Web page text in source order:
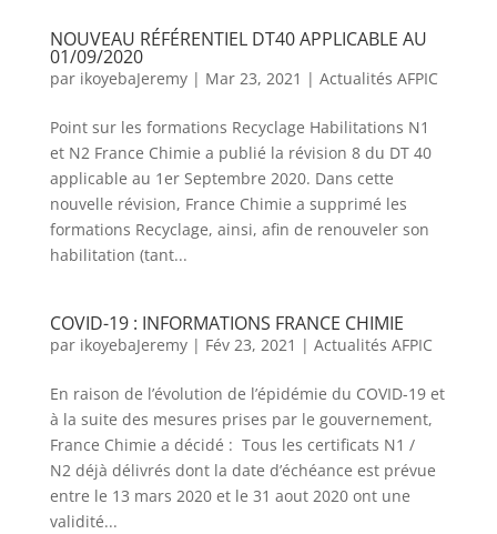
NOUVEAU RÉFÉRENTIEL DT40 APPLICABLE AU
01/09/2020
par ikoyebaJeremy| Mar 23, 2021 | Actualités AFPIC
Point sur les formations Recyclage Habilitations N1
et N2 France Chimie a publié la révision 8 du DT 40
applicable au 1er Septembre 2020. Dans cette
nouvelle révision, France Chimie a supprimé les
formations Recyclage, ainsi, afin de renouveler son
habilitation (tant...
COVID-19 : INFORMATIONS FRANCE CHIMIE
par ikoyebaJeremy| Fév 23, 2021 | Actualités AFPIC
En raison de l’évolution de l’épidémie du COVID-19 et
à la suite des mesures prises par le gouvernement,
France Chimie a décidé : Tous les certificats N1 /
N2 déjà délivrés dont la date d’échéance est prévue
entre le 13 mars 2020 et le 31 aout 2020 ont une
validité...